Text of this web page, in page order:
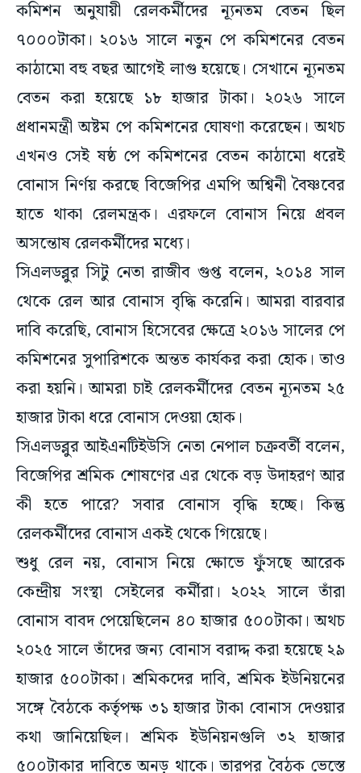
কমিশন অনুযায়ী রেলকর্মীদের ন্যূনতম বেতন ছিল
৭০০০টাকা। ২০১৬ সালে নতুন পে কমিশনের বেতন
কাঠামো বহু বছর আগেই লাগু হয়েছে। সেখানে ন্যূনতম
বেতন করা হয়েছে ১৮ হাজার টাকা। ২০২৬ সালে
প্রধানমন্ত্রী অষ্টম পে কমিশনের ঘোষণা করেছেন। অথচ
এখনও সেই ষষ্ঠ পে কমিশনের বেতন কাঠামো ধরেই
বোনাস নির্ণয় করছে বিজেপির এমপি অশ্বিনী বৈষ্ণবের
হাতে থাকা রেলমন্ত্রক। এরফলে বোনাস নিয়ে প্রবল
অসন্তোষ রেলকর্মীদের মধ্যে।
সিএলডব্লুর সিটু নেতা রাজীব গুপ্ত বলেন, ২০১৪ সাল
থেকে রেল আর বোনাস বৃদ্ধি করেনি। আমরা বারবার
দাবি করেছি, বোনাস হিসেবের ক্ষেত্রে ২০১৬ সালের পে
কমিশনের সুপারিশকে অন্তত কার্যকর করা হোক। তাও
করা হয়নি। আমরা চা‌‌ই রেলকর্মীদের বেতন ন্যূনতম ২৫
হাজার টাকা ধরে বোনাস দেওয়া হোক।
সিএলডব্লুর আইএনটিইউসি নেতা নেপাল চক্রবর্তী বলেন,
বিজেপির শ্রমিক শোষণের এর থেকে বড় উদাহরণ আর
কী হতে পারে? সবার বোনাস বৃদ্ধি হচ্ছে। কিন্তু
রেলকর্মীদের বোনাস একই থেকে গিয়েছে।
শুধু রেল নয়, বোনাস নিয়ে ক্ষোভে ফুঁসছে আরেক
কেন্দ্রীয় সংস্থা সেইলের কর্মীরা। ২০২২ সালে তাঁরা
বোনাস বাবদ পেয়েছিলেন ৪০ হাজার ৫০০টাকা। অথচ
২০২৫ সালে তাঁদের জন্য বোনাস বরাদ্দ করা হয়েছে ২৯
হাজার ৫০০টাকা। শ্রমিকদের দাবি, শ্রমিক ইউনিয়নের
সঙ্গে বৈঠকে কর্তৃপক্ষ ৩১ হাজার টাকা বোনাস দেওয়ার
কথা জানিয়েছিল। শ্রমিক ইউনিয়নগুলি ৩২ হাজার
৫০০টাকার দাবিতে অনড় থাকে। তারপর বৈঠক ভেস্তে